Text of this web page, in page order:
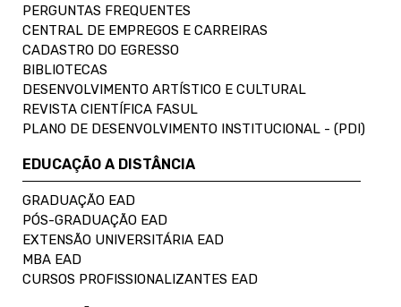
PERGUNTAS FREQUENTES
CENTRAL DE EMPREGOS E CARREIRAS
CADASTRO DO EGRESSO
BIBLIOTECAS
DESENVOLVIMENTO ARTÍSTICO E CULTURAL
REVISTA CIENTÍFICA FASUL
PLANO DE DESENVOLVIMENTO INSTITUCIONAL - (PDI)
EDUCAÇÃO A DISTÂNCIA
GRADUAÇÃO EAD
PÓS-GRADUAÇÃO EAD
EXTENSÃO UNIVERSITÁRIA EAD
MBA EAD
CURSOS PROFISSIONALIZANTES EAD